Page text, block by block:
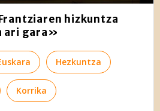
hizkuntza
ari gara»
Hezkuntza
Korrika